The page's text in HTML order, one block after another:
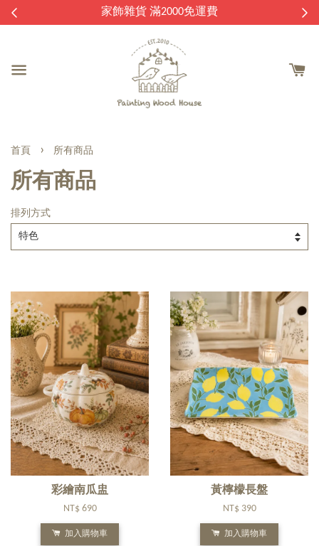
家飾雜貨 滿2000免運費
首頁 › 所有商品
所有商品
排列方式
彩繪南瓜盅
NT$ 690
加入購物車
黃檸檬長盤
NT$ 390
加入購物車